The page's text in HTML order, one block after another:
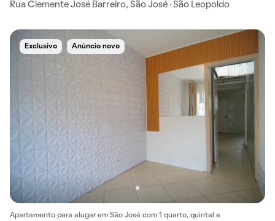
Rua Clemente José Barreiro, São José · São Leopoldo
Exclusivo Anúncio novo
Apartamento para alugar em São José com 1 quarto, quintal e